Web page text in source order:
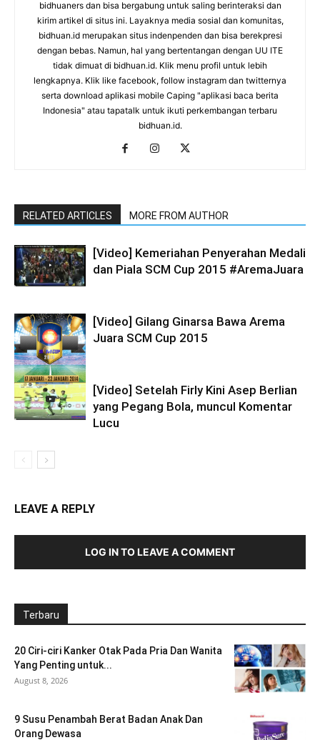
bidhuaners dan bisa bergabung untuk saling berinteraksi dan
kirim artikel di situs ini. Layaknya media sosial dan komunitas,
bidhuan.id merupakan situs indenpenden dan bisa berekpresi
dengan bebas. Namun, hal yang bertentangan dengan UU ITE
tidak dimuat di bidhuan.id. Klik menu profil untuk lebih
lengkapnya. Klik like facebook, follow instagram dan twitternya
serta download aplikasi mobile Caping "aplikasi baca berita
Indonesia" atau tapatalk untuk ikuti perkembangan terbaru
bidhuan.id.
RELATED ARTICLES MORE FROM AUTHOR
[Video] Kemeriahan Penyerahan Medali
dan Piala SCM Cup 2015 #AremaJuara
[Video] Gilang Ginarsa Bawa Arema
Juara SCM Cup 2015
[Video] Setelah Firly Kini Asep Berlian
yang Pegang Bola, muncul Komentar
Lucu
LEAVE A REPLY
LOG IN TO LEAVE A COMMENT
Terbaru
20 Ciri-ciri Kanker Otak Pada Pria Dan Wanita
Yang Penting untuk...
August 8, 2026
9 Susu Penambah Berat Badan Anak Dan
Orang Dewasa